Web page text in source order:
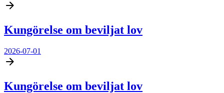
Kungörelse om beviljat lov
2026-07-01
Kungörelse om beviljat lov